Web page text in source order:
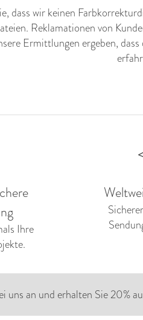
dass wir keinen
Reklamationen von
Ermittlungen ergeben,
Ihre
Sicherer
uns an und erhalten Sie 20%